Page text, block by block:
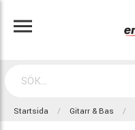
Startsida Gitarr & Bas